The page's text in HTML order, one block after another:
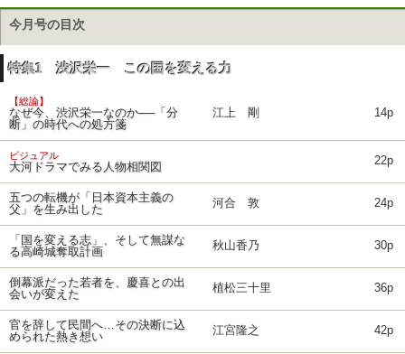
今月号の目次
特集1 渋沢栄一 この国を変える力
【総論】
なぜ今、渋沢栄一なのか──「分
断」の時代への処方箋
江上 剛 14p
ビジュアル
大河ドラマでみる人物相関図 22p
五つの転機が「日本資本主義の
父」を生み出した
河合 敦 24p
「国を変える志」、そして無謀な
る高崎城奪取計画
秋山香乃 30p
倒幕派だった若者を、慶喜との出
会いが変えた
植松三十里 36p
官を辞して民間へ…その決断に込
められた熱き想い
江宮隆之 42p